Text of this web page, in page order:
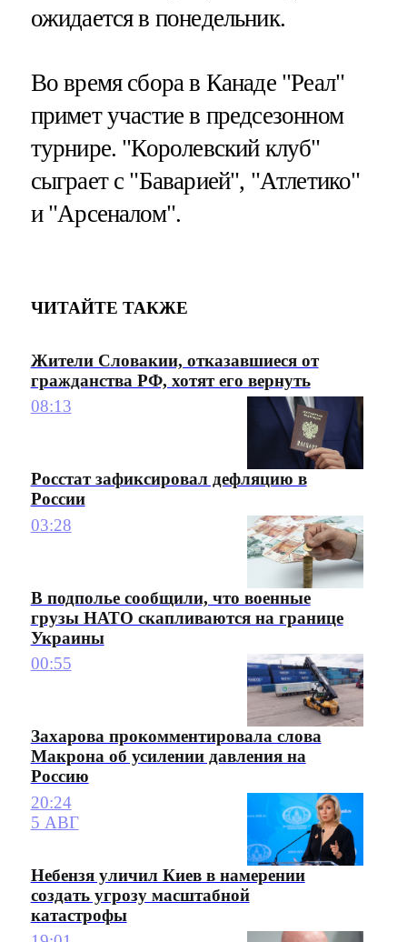
ожидается в понедельник.
Во время сбора в Канаде "Реал"
примет участие в предсезонном
турнире. "Королевский клуб"
сыграет с "Баварией", "Атлетико"
и "Арсеналом".
ЧИТАЙТЕ ТАКЖЕ
Жители Словакии, отказавшиеся от
гражданства РФ, хотят его вернуть
08:13
Росстат зафиксировал дефляцию в
России
03:28
В подполье сообщили, что военные
грузы НАТО скапливаются на границе
Украины
00:55
Захарова прокомментировала слова
Макрона об усилении давления на
Россию
20:24
5 АВГ
Небензя уличил Киев в намерении
создать угрозу масштабной
катастрофы